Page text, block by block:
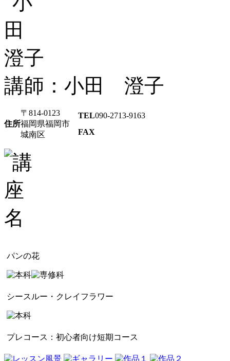
講師：小田 澄子
住所
〒814-0123
福岡県福岡市
城南区
TEL090-2713-9163
FAX
パンの花
シースルー・クレイフラワー
プレコース：初心者向け短期コース